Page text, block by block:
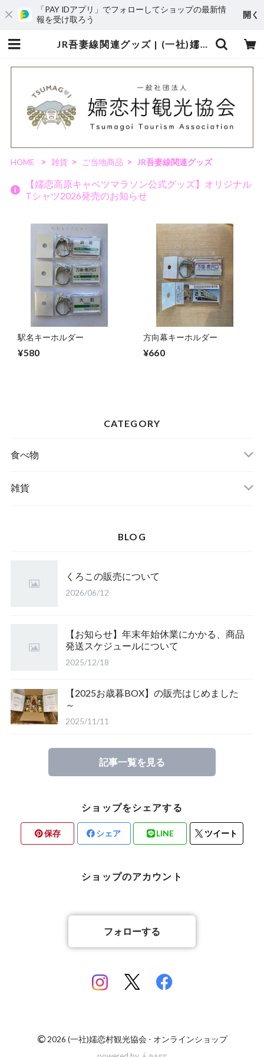
「PAY IDアプリ」でフォローしてショップの最新情
報を受け取ろう
開く
JR吾妻線関連グッズ | (一社)嬬恋村観光協会 - オンラインショップ
HOME 雑貨 ご当地商品 JR吾妻線関連グッズ
【嬬恋高原キャベツマラソン公式グッズ】オリジナル
Tシャツ2026発売のお知らせ
駅名キーホルダー
¥580
方向幕キーホルダー
¥660
CATEGORY
食べ物
特産品
雑貨
BLOG
くろこの販売について
2026/06/12
【お知らせ】年末年始休業にかかる、商品
発送スケジュールについて
2025/12/18
【2025お歳暮BOX】の販売はじめました
～
2025/11/11
記事一覧を見る
ショップをシェアする
保存 シェア LINE ツイート
ショップのアカウント
フォローする
© 2026 (一社)嬬恋村観光協会 - オンラインショップ